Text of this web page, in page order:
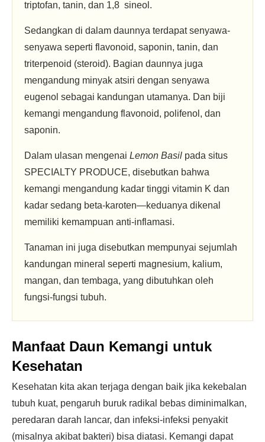
triptofan, tanin, dan 1,8 sineol.
Sedangkan di dalam daunnya terdapat senyawa-
senyawa seperti flavonoid, saponin, tanin, dan
triterpenoid (steroid). Bagian daunnya juga
mengandung minyak atsiri dengan senyawa
eugenol sebagai kandungan utamanya. Dan biji
kemangi mengandung flavonoid, polifenol, dan
saponin.
Dalam ulasan mengenai Lemon Basil pada situs
SPECIALTY PRODUCE, disebutkan bahwa
kemangi mengandung kadar tinggi vitamin K dan
kadar sedang beta-karoten—keduanya dikenal
memiliki kemampuan anti-inflamasi.
Tanaman ini juga disebutkan mempunyai sejumlah
kandungan mineral seperti magnesium, kalium,
mangan, dan tembaga, yang dibutuhkan oleh
fungsi-fungsi tubuh.
Manfaat Daun Kemangi untuk
Kesehatan
Kesehatan kita akan terjaga dengan baik jika kekebalan
tubuh kuat, pengaruh buruk radikal bebas diminimalkan,
peredaran darah lancar, dan infeksi-infeksi penyakit
(misalnya akibat bakteri) bisa diatasi. Kemangi dapat